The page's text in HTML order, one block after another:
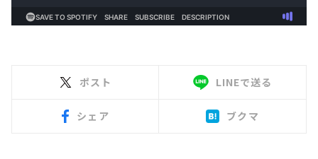
ポスト LINEで送る
シェア ブクマ